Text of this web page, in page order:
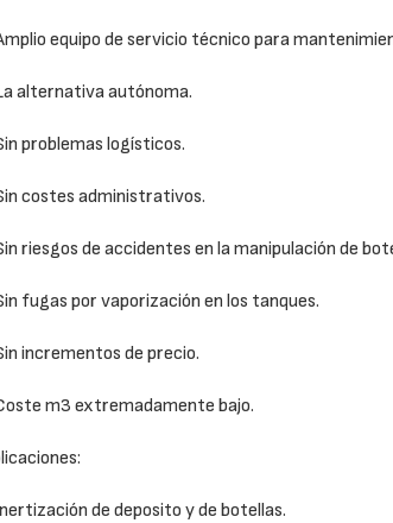
equipo de servicio técnico para
alternativa autónoma.
problemas logísticos.
costes administrativos.
riesgos de accidentes en la manipulación de
fugas por vaporización en los tanques.
incrementos de precio.
m3 extremadamente bajo.
de deposito y de botellas.